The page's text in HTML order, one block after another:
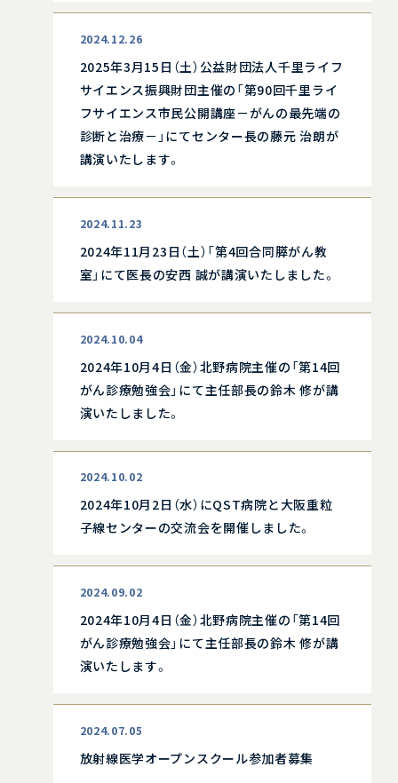
2024.12.26
2025年3月15日（土）公益財団法人千里ライフ
サイエンス振興財団主催の「第90回千里ライ
フサイエンス市民公開講座－がんの最先端の
診断と治療－」にてセンター長の藤元 治朗が
講演いたします。
2024.11.23
2024年11月23日（土）「第4回合同膵がん教
室」にて医長の安西 誠が講演いたしました。
2024.10.04
2024年10月4日（金）北野病院主催の「第14回
がん診療勉強会」にて主任部長の鈴木 修が講
演いたしました。
2024.10.02
2024年10月2日（水）にQST病院と大阪重粒
子線センターの交流会を開催しました。
2024.09.02
2024年10月4日（金）北野病院主催の「第14回
がん診療勉強会」にて主任部長の鈴木 修が講
演いたします。
2024.07.05
放射線医学オープンスクール参加者募集